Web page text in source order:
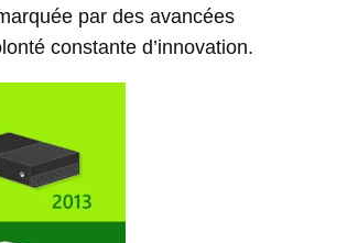
par des avancées
constante d’innovation.